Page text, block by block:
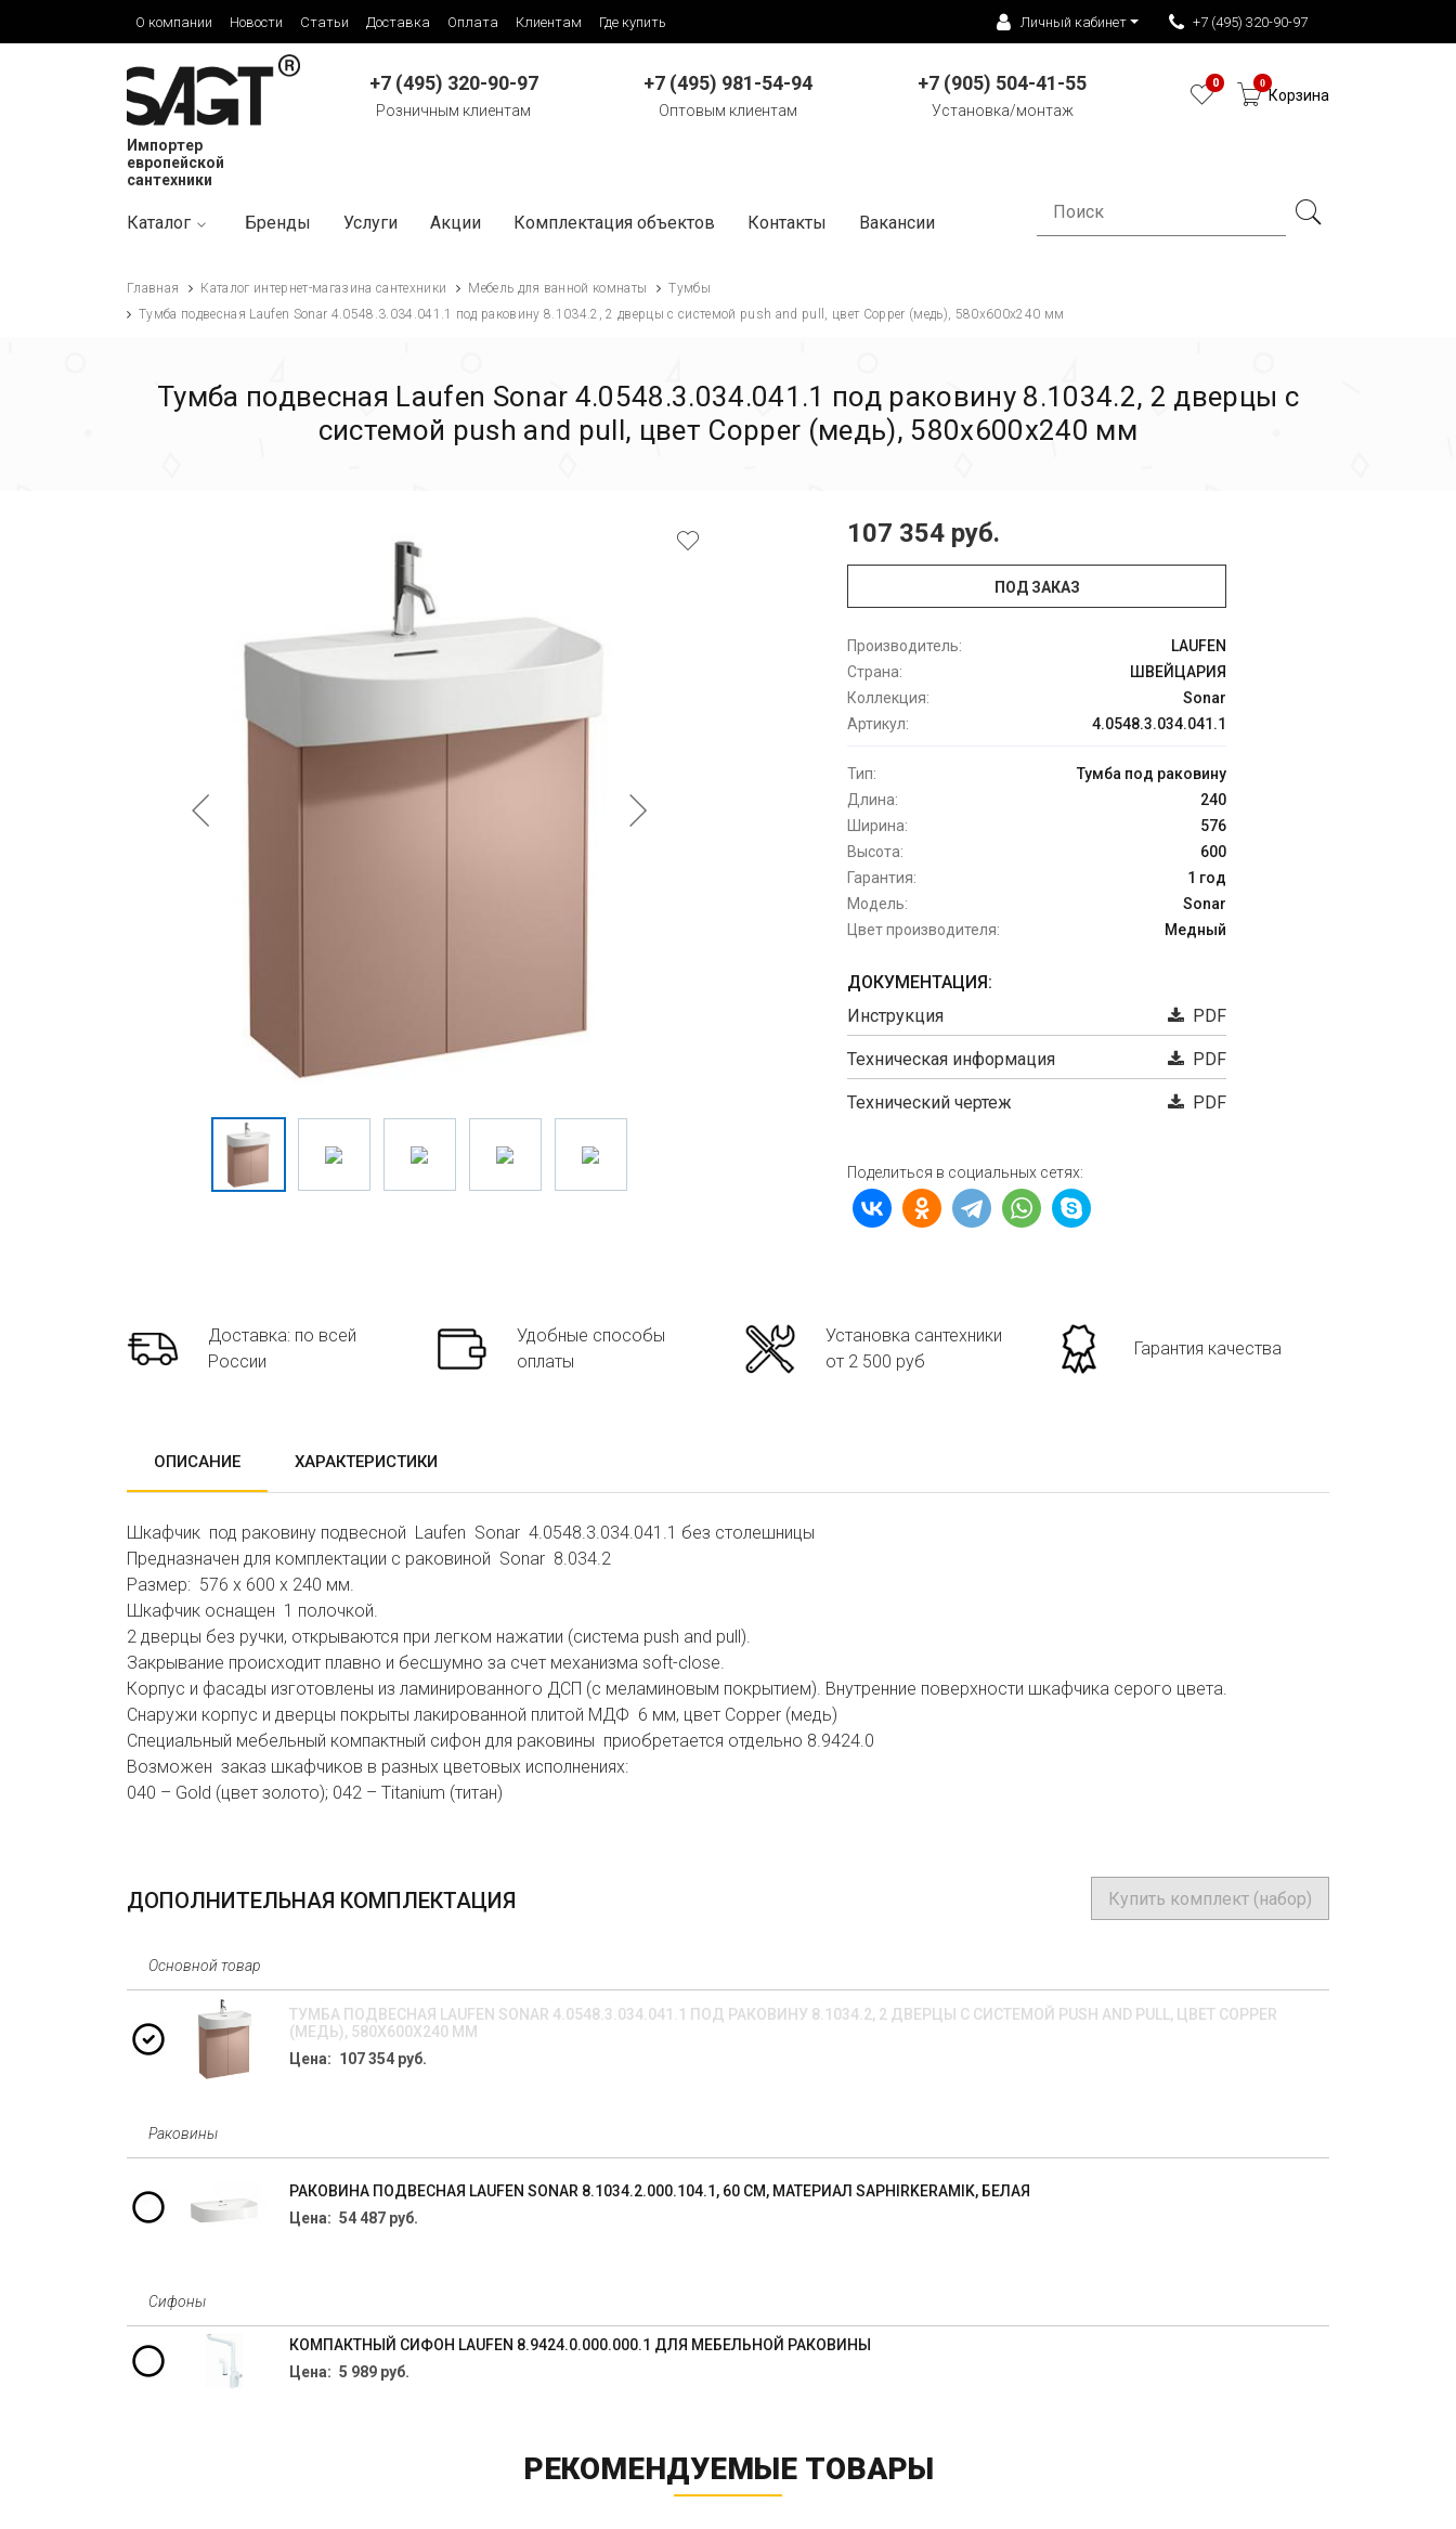
О компании Новости Статьи Доставка Оплата Клиентам Где купить Личный кабинет +7 (495) 320-90-97
Импортер
европейской
сантехники
+7 (495) 320-90-97
Розничным клиентам
+7 (495) 981-54-94
Оптовым клиентам
+7 (905) 504-41-55
Установка/монтаж
0 0
Корзина
Каталог Бренды Услуги Акции Комплектация объектов Контакты Вакансии
Главная Каталог интернет-магазина сантехники Мебель для ванной комнаты
Тумбы
Тумба подвесная Laufen Sonar 4.0548.3.034.041.1 под раковину 8.1034.2, 2 дверцы с системой push and pull, цвет Copper (медь), 580x600x240 мм
Тумба подвесная Laufen Sonar 4.0548.3.034.041.1 под раковину 8.1034.2, 2 дверцы с
системой push and pull, цвет Copper (медь), 580x600x240 мм
107 354 руб.
ПОД ЗАКАЗ
Производитель:
LAUFEN
Страна:
ШВЕЙЦАРИЯ
Коллекция:
Sonar
Артикул:
4.0548.3.034.041.1
Тип:
Тумба под раковину
Длина:
240
Ширина:
576
Высота:
600
Гарантия:
1 год
Модель:
Sonar
Цвет производителя:
Медный
ДОКУМЕНТАЦИЯ:
Инструкция
PDF
Техническая информация PDF
Технический чертеж PDF
Поделиться в социальных сетях:
Доставка: по всей
России
Удобные способы
оплаты
Установка сантехники
от 2 500 руб
Гарантия качества
ОПИСАНИЕ ХАРАКТЕРИСТИКИ
Шкафчик под раковину подвесной Laufen Sonar 4.0548.3.034.041.1 без столешницы
Предназначен для комплектации с раковиной Sonar 8.034.2
Размер: 576 x 600 x 240 мм.
Шкафчик оснащен 1 полочкой.
2 дверцы без ручки, открываются при легком нажатии (система push and pull).
Закрывание происходит плавно и бесшумно за счет механизма soft-close.
Корпус и фасады изготовлены из ламинированного ДСП (с меламиновым покрытием). Внутренние поверхности шкафчика серого цвета.
Снаружи корпус и дверцы покрыты лакированной плитой МДФ 6 мм, цвет Copper (медь)
Специальный мебельный компактный сифон для раковины приобретается отдельно 8.9424.0
Возможен заказ шкафчиков в разных цветовых исполнениях:
040 – Gold (цвет золото); 042 – Titanium (титан)
ДОПОЛНИТЕЛЬНАЯ КОМПЛЕКТАЦИЯ Купить комплект (набор)
Основной товар
ТУМБА ПОДВЕСНАЯ LAUFEN SONAR 4.0548.3.034.041.1 ПОД РАКОВИНУ 8.1034.2, 2 ДВЕРЦЫ С СИСТЕМОЙ PUSH AND PULL, ЦВЕТ COPPER
(МЕДЬ), 580X600X240 ММ
Цена: 107 354 руб.
Раковины
РАКОВИНА ПОДВЕСНАЯ LAUFEN SONAR 8.1034.2.000.104.1, 60 СМ, МАТЕРИАЛ SAPHIRKERAMIK, БЕЛАЯ
Цена: 54 487 руб.
Сифоны
КОМПАКТНЫЙ СИФОН LAUFEN 8.9424.0.000.000.1 ДЛЯ МЕБЕЛЬНОЙ РАКОВИНЫ
Цена: 5 989 руб.
РЕКОМЕНДУЕМЫЕ ТОВАРЫ